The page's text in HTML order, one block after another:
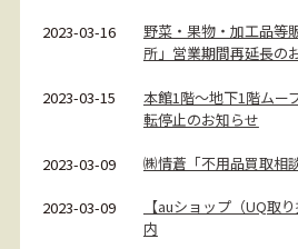
2023-03-16
野菜・果物・加工品等
所」営業期間再延長の
2023-03-15
本館1階～地下1階ムー
転停止のお知らせ
2023-03-09 ㈱情蒼「不用品買取相
2023-03-09
【auショップ（UQ取
内